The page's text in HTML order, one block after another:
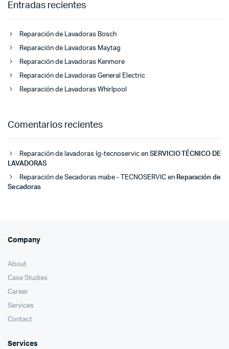
Entradas recientes
Reparación de Lavadoras Bosch
Reparación de Lavadoras Maytag
Reparación de Lavadoras Kenmore
Reparación de Lavadoras General Electric
Reparación de Lavadoras Whirlpool
Comentarios recientes
Reparación de lavadoras lg-tecnoservicen SERVICIO TÉCNICO DE
LAVADORAS
Reparación de Secadoras mabe - TECNOSERVICen Reparación de
Secadoras
Company
About
Case Studies
Career
Services
Contact
Services